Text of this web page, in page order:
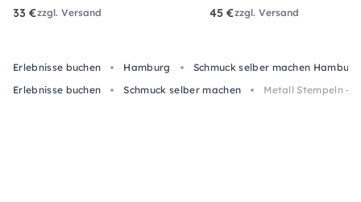
33 €zzgl. Versand 45 €zzgl. Versand
Erlebnisse buchen Hamburg
Schmuck selber machen Hamburg
Erlebnisse buchen
Schmuck selber machen Metall Stempeln -